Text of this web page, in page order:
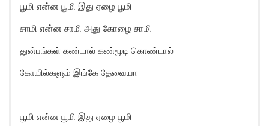
பூமி என்ன பூமி இது ஏழை பூமி
சாமி என்ன சாமி அது கோழை சாமி
துன்பங்கள் கண்டால் கண்மூடி கொண்டால்
கோயில்களும் இங்கே தேவையா
பூமி என்ன பூமி இது ஏழை பூமி